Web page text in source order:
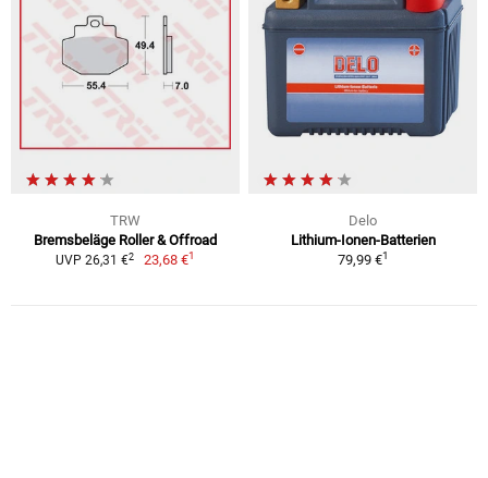
TRW
Bremsbeläge Roller & Offroad
UVP 26,31 €2 23,68 €1
Delo
Lithium-Ionen-Batterien
79,99 €1